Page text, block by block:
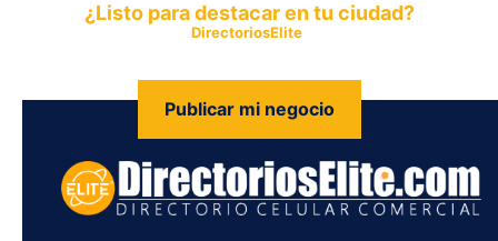
¿Listo para destacar en tu ciudad?
DirectoriosElite
Publicar mi negocio